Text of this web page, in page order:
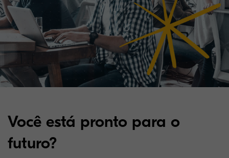
Você está pronto para o
futuro?